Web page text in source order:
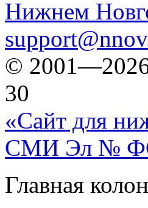
Нижнем
©
30
«Сайт для
СМИ Эл №
Главная